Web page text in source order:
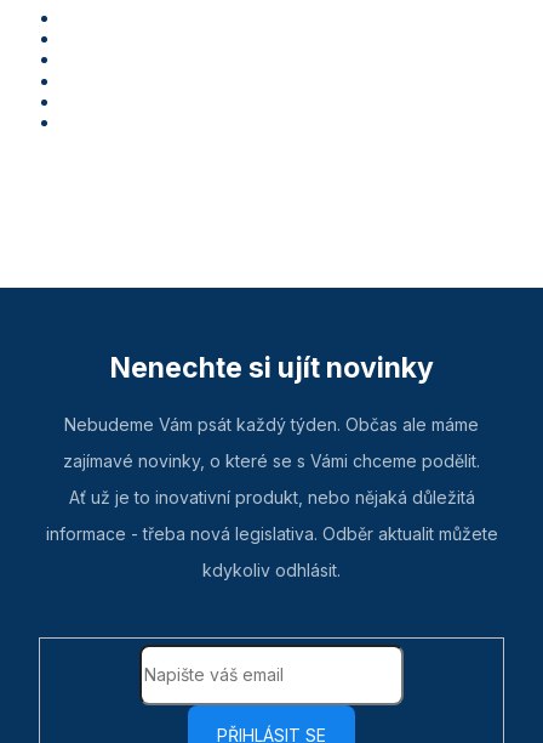
Nenechte si ujít novinky
Nebudeme Vám psát každý týden. Občas ale máme
zajímavé novinky, o které se s Vámi chceme podělit.
Ať už je to inovativní produkt, nebo nějaká důležitá
informace - třeba nová legislativa. Odběr aktualit můžete
kdykoliv odhlásit.
PŘIHLÁSIT SE